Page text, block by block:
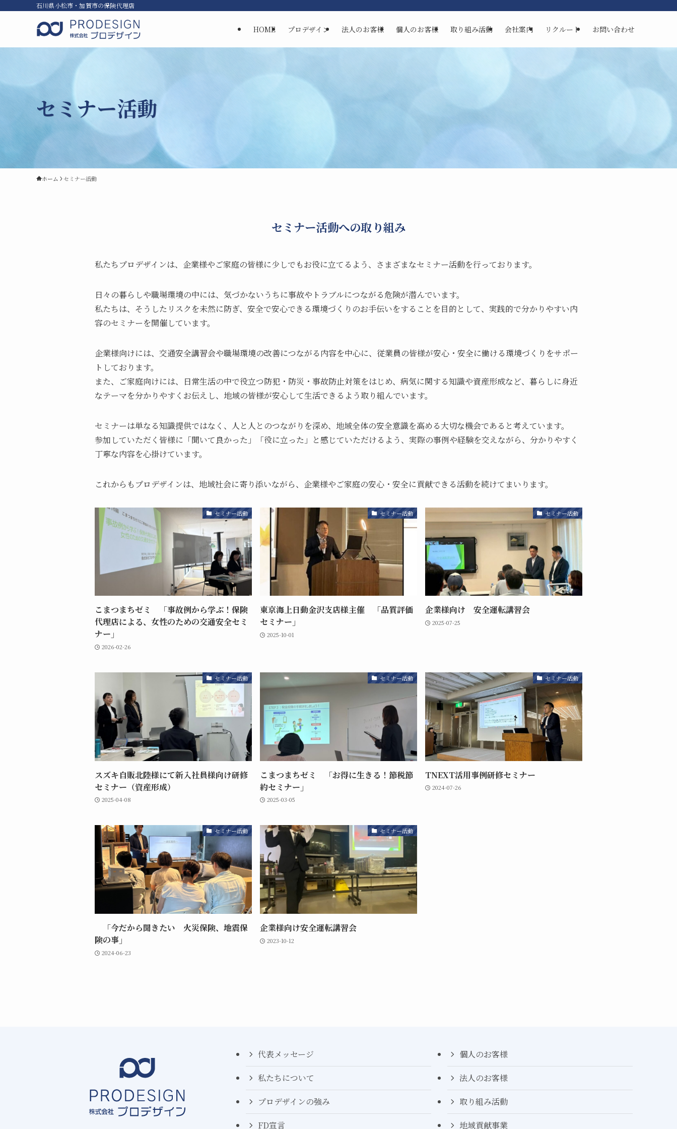
石川県小松市・加賀市の保険代理店
HOME プロデザイン 法人のお客様 個人のお客様 取り組み活動 会社案内 リクルート お問い合わせ
セミナー活動
ホーム セミナー活動
セミナー活動への取り組み
私たちプロデザインは、企業様やご家庭の皆様に少しでもお役に立てるよう、さまざまなセミナー活動を行っております。
日々の暮らしや職場環境の中には、気づかないうちに事故やトラブルにつながる危険が潜んでいます。
私たちは、そうしたリスクを未然に防ぎ、安全で安心できる環境づくりのお手伝いをすることを目的として、実践的で分かりやすい内
容のセミナーを開催しています。
企業様向けには、交通安全講習会や職場環境の改善につながる内容を中心に、従業員の皆様が安心・安全に働ける環境づくりをサポー
トしております。
また、ご家庭向けには、日常生活の中で役立つ防犯・防災・事故防止対策をはじめ、病気に関する知識や資産形成など、暮らしに身近
なテーマを分かりやすくお伝えし、地域の皆様が安心して生活できるよう取り組んでいます。
セミナーは単なる知識提供ではなく、人と人とのつながりを深め、地域全体の安全意識を高める大切な機会であると考えています。
参加していただく皆様に「聞いて良かった」「役に立った」と感じていただけるよう、実際の事例や経験を交えながら、分かりやすく
丁寧な内容を心掛けています。
これからもプロデザインは、地域社会に寄り添いながら、企業様やご家庭の安心・安全に貢献できる活動を続けてまいります。
セミナー活動
こまつまちゼミ 「事故例から学ぶ！保険
代理店による、女性のための交通安全セミ
ナー」
2026-02-26
セミナー活動
東京海上日動金沢支店様主催 「品質評価
セミナー」
2025-10-01
セミナー活動
企業様向け 安全運転講習会
2025-07-25
セミナー活動
スズキ自販北陸様にて新入社員様向け研修
セミナー（資産形成）
2025-04-08
セミナー活動
こまつまちゼミ 「お得に生きる！節税節
約セミナー」
2025-03-05
セミナー活動
TNEXT活用事例研修セミナー
2024-07-26
セミナー活動
「今だから聞きたい 火災保険、地震保
険の事」
2024-06-23
セミナー活動
企業様向け安全運転講習会
2023-10-12
代表メッセージ
私たちについて
プロデザインの強み
FD宣言
個人のお客様
法人のお客様
取り組み活動
地域貢献事業